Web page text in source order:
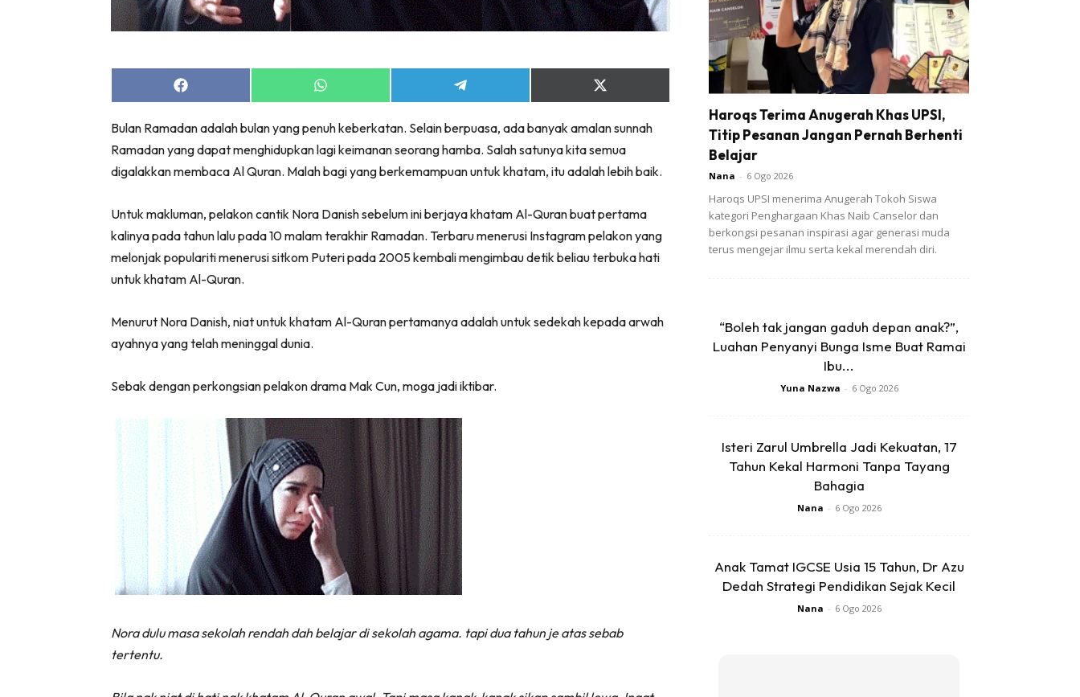
Share
on
Share
on
Share
on
Share
on
(Twitter)
Bulan Ramadan adalah bulan yang penuh keberkatan. Selain berpuasa, ada banyak amalan sunnah
Ramadan yang dapat menghidupkan lagi keimanan seorang hamba. Salah satunya kita semua
digalakkan membaca Al Quran. Malah bagi yang berkemampuan untuk khatam, itu adalah lebih baik.
Untuk makluman, pelakon cantik Nora Danish sebelum ini berjaya khatam Al-Quran buat pertama
kalinya pada tahun lalu pada 10 malam terakhir Ramadan. Terbaru menerusi Instagram pelakon yang
melonjak populariti menerusi sitkom Puteri pada 2005 kembali mengimbau detik beliau terbuka hati
untuk khatam Al-Quran.
Menurut Nora Danish, niat untuk khatam Al-Quran pertamanya adalah untuk sedekah kepada arwah
ayahnya yang telah meninggal dunia.
Sebak dengan perkongsian pelakon drama Mak Cun, moga jadi iktibar.
Nora dulu masa sekolah rendah dah belajar di sekolah agama. tapi dua tahun je atas sebab
tertentu.
Haroqs Terima Anugerah Khas UPSI,
Titip Pesanan Jangan Pernah Berhenti
Belajar
Nana - 6 Ogo 2026
Haroqs UPSI menerima Anugerah Tokoh Siswa kategori
Penghargaan Khas Naib Canselor dan berkongsi
pesanan inspirasi agar generasi muda terus mengejar
ilmu serta kekal merendah diri.
“Boleh tak jangan gaduh depan anak?”,
Luahan Penyanyi Bunga Isme Buat Ramai
Ibu...
Yuna Nazwa - 6 Ogo 2026
Isteri Zarul Umbrella Jadi Kekuatan, 17
Tahun Kekal Harmoni Tanpa Tayang
Bahagia
Nana - 6 Ogo 2026
Anak Tamat IGCSE Usia 15 Tahun, Dr Azu
Dedah Strategi Pendidikan Sejak Kecil
Nana - 6 Ogo 2026